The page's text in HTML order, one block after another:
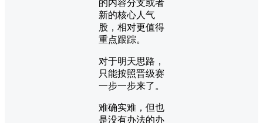
的内容分支或者
新的核心人气
股，相对更值得
重点跟踪。
对于明天思路，
只能按照晋级赛
一步一步来了。
难确实难，但也
是没有办法的办